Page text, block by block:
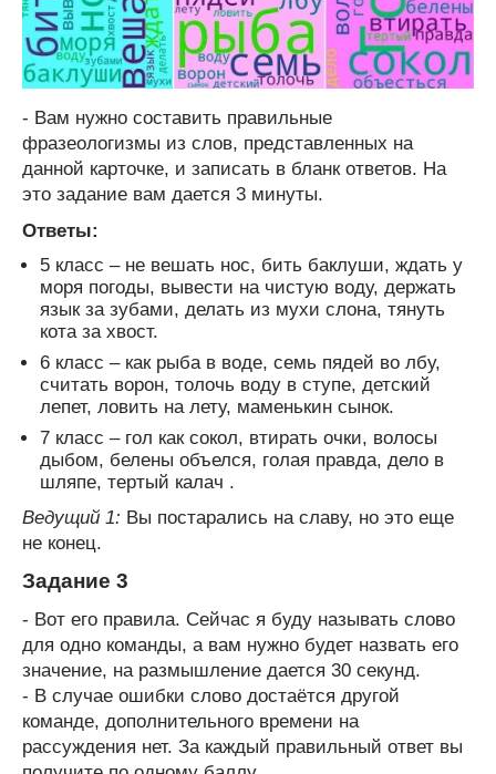
- Вам нужно составить правильные
фразеологизмы из слов, представленных на
данной карточке, и записать в бланк ответов. На
это задание вам дается 3 минуты.
Ответы:
5 класс – не вешать нос, бить баклуши, ждать у
моря погоды, вывести на чистую воду, держать
язык за зубами, делать из мухи слона, тянуть
кота за хвост.
6 класс – как рыба в воде, семь пядей во лбу,
считать ворон, толочь воду в ступе, детский
лепет, ловить на лету, маменькин сынок.
7 класс – гол как сокол, втирать очки, волосы
дыбом, белены объелся, голая правда, дело в
шляпе, тертый калач .
Ведущий 1: Вы постарались на славу, но это еще
не конец.
Задание 3
- Вот его правила. Сейчас я буду называть слово
для одно команды, а вам нужно будет назвать его
значение, на размышление дается 30 секунд.
- В случае ошибки слово достаётся другой
команде, дополнительного времени на
рассуждения нет. За каждый правильный ответ вы